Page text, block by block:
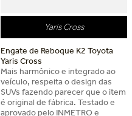
Yaris Cross
Engate de Reboque K2 Toyota
Yaris Cross
Mais harmônico e integrado ao
veículo, respeita o design das
SUVs fazendo parecer que o item
é original de fábrica. Testado e
aprovado pelo INMETRO e